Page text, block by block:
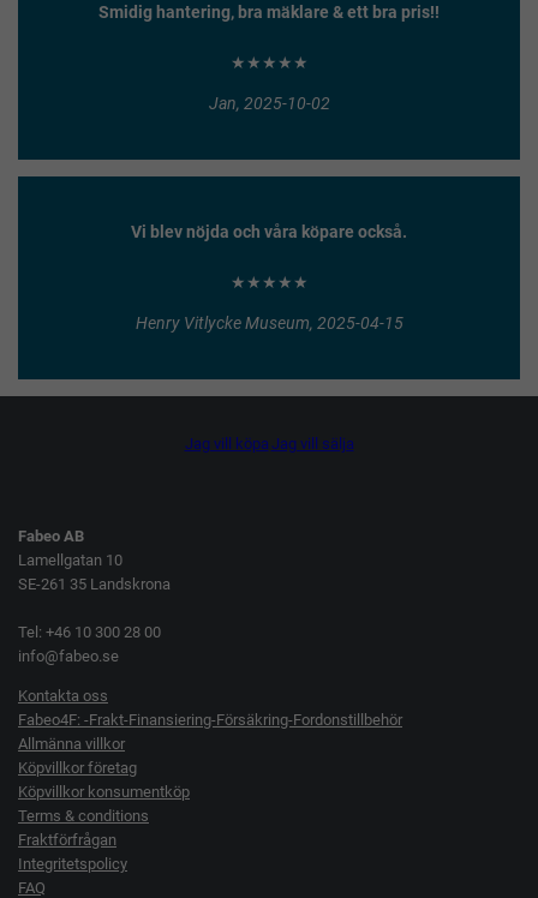
Smidig hantering, bra mäklare & ett bra pris!!
★★★★★
Jan, 2025-10-02
Vi blev nöjda och våra köpare också.
★★★★★
Henry Vitlycke Museum, 2025-04-15
Jag vill köpa Jag vill sälja
Fabeo AB
Lamellgatan 10
SE-261 35 Landskrona
Tel: +46 10 300 28 00
info@fabeo.se
Kontakta oss
Fabeo4F: -Frakt-Finansiering-Försäkring-Fordonstillbehör
Allmänna villkor
Köpvillkor företag
Köpvillkor konsumentköp
Terms & conditions
Fraktförfrågan
Integritetspolicy
FAQ